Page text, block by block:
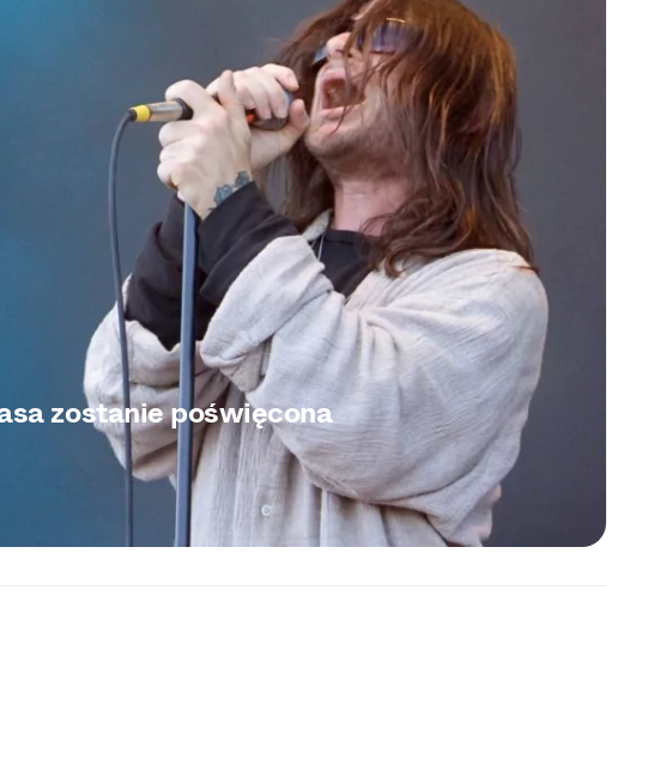
zostanie poświęcona